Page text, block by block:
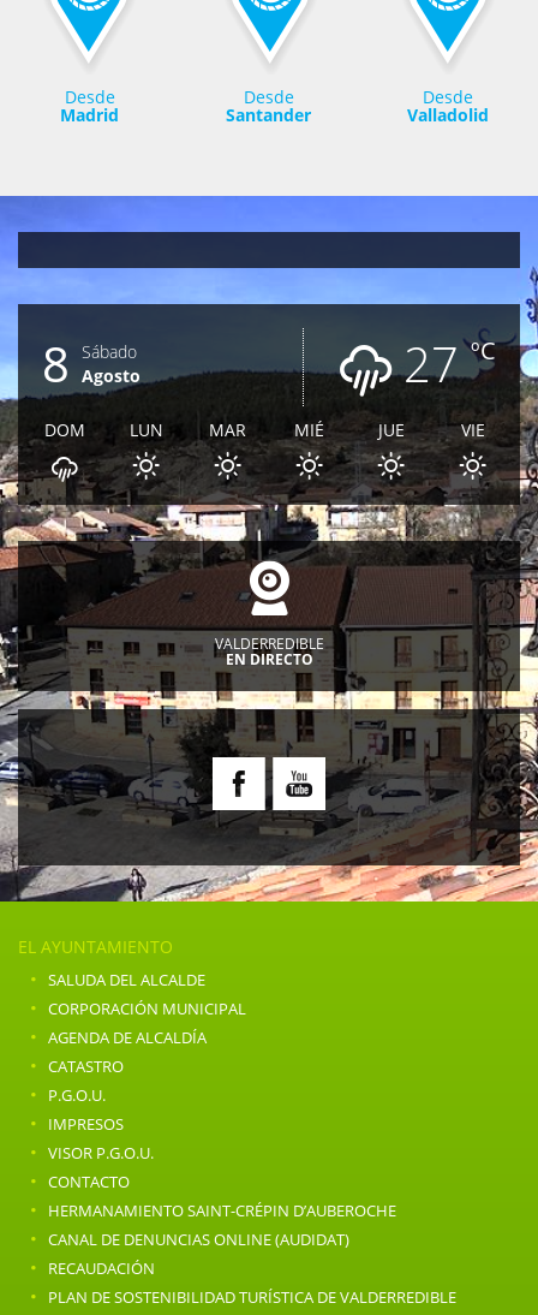
Desde
Madrid
Desde
Santander
Desde
Valladolid
ºC
27
8
Sábado
Agosto
DOM LUN MAR MIÉ JUE VIE
VALDERREDIBLE
EN DIRECTO
EL AYUNTAMIENTO
· SALUDA DEL ALCALDE
· CORPORACIÓN MUNICIPAL
· AGENDA DE ALCALDÍA
· CATASTRO
· P.G.O.U.
· IMPRESOS
· VISOR P.G.O.U.
· CONTACTO
· HERMANAMIENTO SAINT-CRÉPIN D’AUBEROCHE
· CANAL DE DENUNCIAS ONLINE (AUDIDAT)
· RECAUDACIÓN
· PLAN DE SOSTENIBILIDAD TURÍSTICA DE VALDERREDIBLE